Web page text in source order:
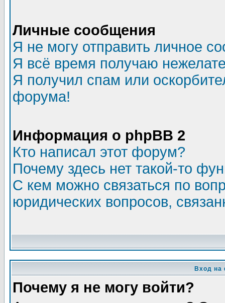
Личные сообщения
Я не могу отправить личное
Я всё время получаю
Я получил спам или
форума!
Информация о phpBB 2
Кто написал этот форум?
Почему здесь нет такой-то
С кем можно связаться по
юридических вопросов,
Вход на
Почему я не могу войти?